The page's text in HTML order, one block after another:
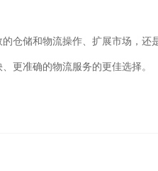
仓储和物流操作、扩展市场，
更准确的物流服务的更佳选择。